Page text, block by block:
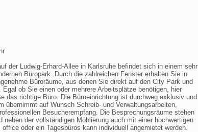
der Ludwig-Erhard-Allee in Karlsruhe befindet sich in einem sehr
Büropark. Durch die zahlreichen Fenster erhalten Sie in
Büroräume, aus denen Sie direkt auf den City Park und
ob Sie einen oder mehrere Arbeitsplätze benötigen, hier
das richtige Büro. Die Büroeinrichtung ist durchweg exklusiv und
übernimmt auf Wunsch Schreib- und Verwaltungsarbeiten,
Besucherempfang. Die Besprechungsräume stehen
neben der vollständigen Möblierung auch mit einer hochwertigen
oder ein Tagesbüros kann individuell angemietet werden.